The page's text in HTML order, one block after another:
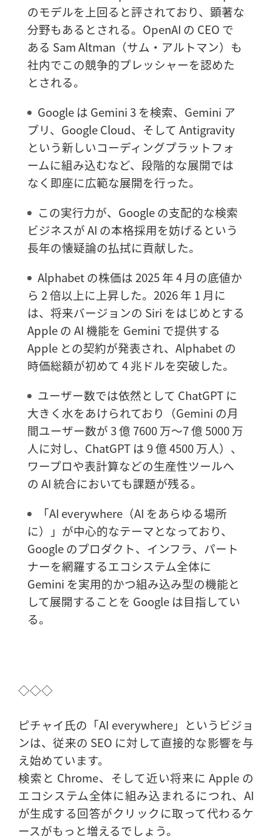
のモデルを上回ると評されており、顕著な
分野もあるとされる。OpenAI の CEO で
ある Sam Altman（サム・アルトマン）も
社内でこの競争的プレッシャーを認めた
とされる。
Google は Gemini 3 を検索、Gemini ア
プリ、Google Cloud、そして Antigravity
という新しいコーディングプラットフォ
ームに組み込むなど、段階的な展開では
なく即座に広範な展開を行った。
この実行力が、Google の支配的な検索
ビジネスが AI の本格採用を妨げるという
長年の懐疑論の払拭に貢献した。
Alphabet の株価は 2025 年 4 月の底値か
ら 2 倍以上に上昇した。2026 年 1 月に
は、将来バージョンの Siri をはじめとする
Apple の AI 機能を Gemini で提供する
Apple との契約が発表され、Alphabet の
時価総額が初めて 4 兆ドルを突破した。
ユーザー数では依然として ChatGPT に
大きく水をあけられており（Gemini の月
間ユーザー数が 3 億 7600 万〜7 億 5000 万
人に対し、ChatGPT は 9 億 4500 万人）、
ワープロや表計算などの生産性ツールへ
の AI 統合においても課題が残る。
「AI everywhere（AI をあらゆる場所
に）」が中心的なテーマとなっており、
Google のプロダクト、インフラ、パート
ナーを網羅するエコシステム全体に
Gemini を実用的かつ組み込み型の機能と
して展開することを Google は目指してい
る。
◇◇◇
ピチャイ氏の「AI everywhere」というビジョ
ンは、従来の SEO に対して直接的な影響を与
え始めています。
検索と Chrome、そして近い将来に Apple の
エコシステム全体に組み込まれるにつれ、AI
が生成する回答がクリックに取って代わるケ
ースがもっと増えるでしょう。